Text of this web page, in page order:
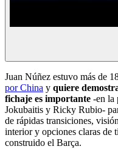
Juan Núñez estuvo más de
por China y quiere
fichaje es importante -en la
Jokubaitis y Ricky Rubio-
de rápidas transiciones,
interior y opciones claras de
construido el Barça.